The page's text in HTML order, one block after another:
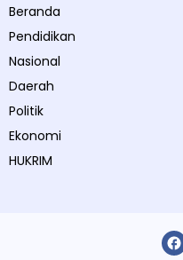
Beranda
Pendidikan
Nasional
Daerah
Politik
Ekonomi
HUKRIM